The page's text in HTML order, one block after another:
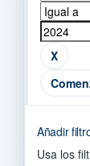
Añadir
Usa los